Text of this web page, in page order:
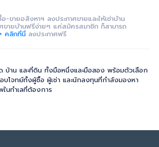
ขายอสังหาฯ ลงประกาศขายและให้เช่าบ้าน
ขายบ้านฟรีง่ายๆ แค่สมัครสมาชิก ก็สามารถ
คลิกที่นี่ ลงประกาศฟรี
บ้าน และที่ดิน ทั้งมือหนึ่งและมือสอง พร้อมตัวเลือก
บโจทย์ทั้งผู้ซื้อ ผู้เช่า และนักลงทุนที่กำลังมองหา
นทำเลที่ต้องการ